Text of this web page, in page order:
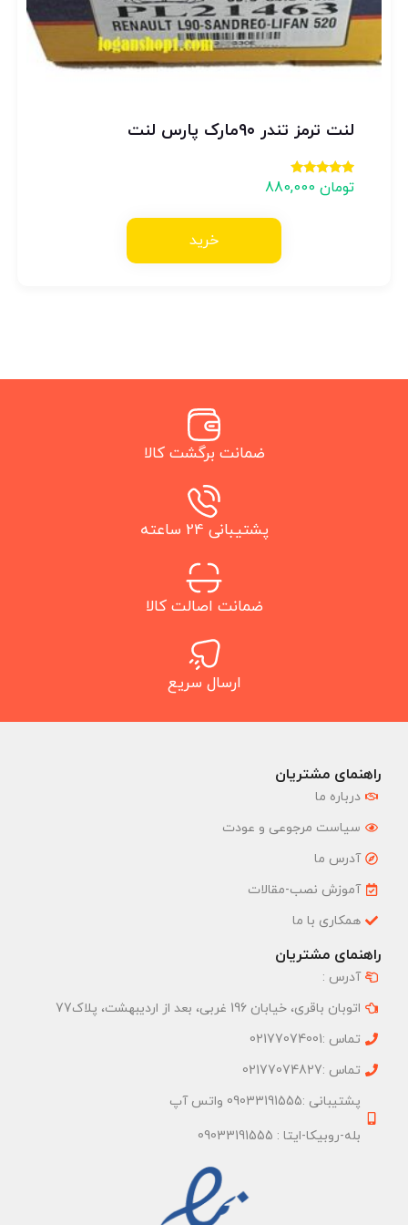
لنت ترمز تندر ۹۰مارک پارس لنت
امتیاز
4.00
تومان880,000
خرید
ضمانت برگشت کالا
پشتیبانی 24 ساعته
ضمانت اصالت کالا
ارسال سریع
راهنمای مشتریان
درباره ما
سیاست مرجوعی و عودت
آدرس ما
آموزش نصب-مقالات
همکاری با ما
راهنمای مشتریان
آدرس :
اتوبان باقری، خیابان 196 غربی، بعد از اردیبهشت، پلاک77
تماس :02177074001
تماس :02177074827
پشتیبانی :09033191555 واتس آپ
بله-روبیکا-ایتا : 09033191555